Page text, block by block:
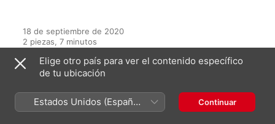
18 de septiembre de 2020
2 piezas, 7 minutos
Limited, a Warner Music Group Company
Del álbum
Elige otro país para ver el contenido específico
de tu ubicación
Estados Unidos (Español
México)
Continuar